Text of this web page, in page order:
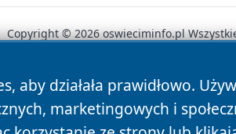
aby działała prawidłowo.
marketingowych i
Copyright © 2026 oswieciminfo.pl
Autorzy Polityka